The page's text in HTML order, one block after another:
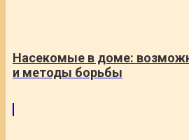
Насекомые в доме:
и методы борьбы